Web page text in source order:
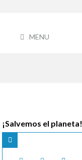
MENU
¡Salvemos el planeta!